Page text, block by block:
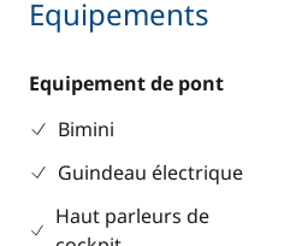
Equipements
Equipement de pont
Bimini
Guindeau électrique
Haut parleurs de